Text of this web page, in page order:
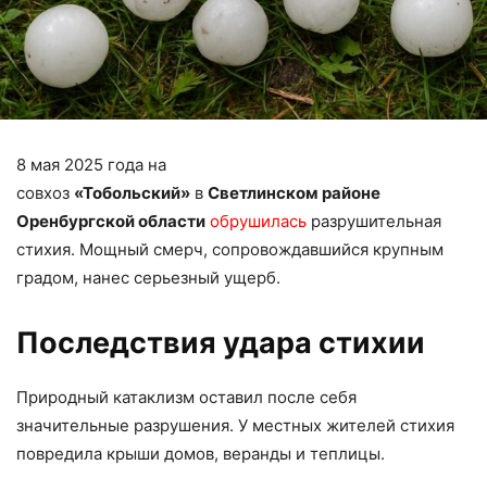
8 мая 2025 года на
совхоз «Тобольский» в Светлинском районе
Оренбургской области обрушилась разрушительная
стихия. Мощный смерч, сопровождавшийся крупным
градом, нанес серьезный ущерб.
Последствия удара стихии
Природный катаклизм оставил после себя
значительные разрушения. У местных жителей стихия
повредила крыши домов, веранды и теплицы.